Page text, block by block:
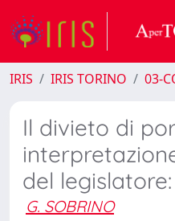
IRIS IRIS TORINO 03-
Il divieto di
del
G. SOBRINO